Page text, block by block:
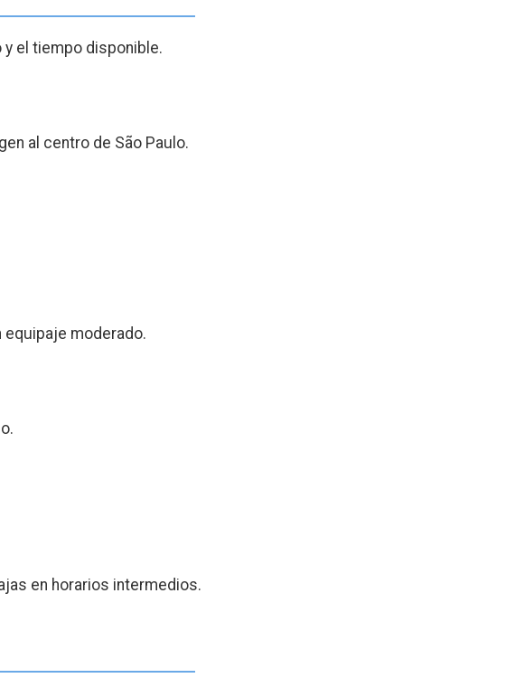
el tiempo disponible.
al centro de São Paulo.
equipaje moderado.
en horarios intermedios.